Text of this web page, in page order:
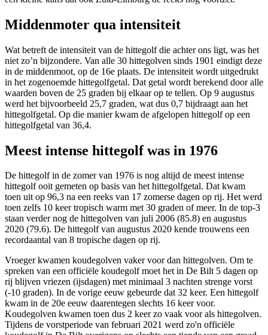
Middenmoter qua intensiteit
Wat betreft de intensiteit van de hittegolf die achter ons ligt, was het
niet zo’n bijzondere. Van alle 30 hittegolven sinds 1901 eindigt deze
in de middenmoot, op de 16e plaats. De intensiteit wordt uitgedrukt
in het zogenoemde hittegolfgetal. Dat getal wordt berekend door alle
waarden boven de 25 graden bij elkaar op te tellen. Op 9 augustus
werd het bijvoorbeeld 25,7 graden, wat dus 0,7 bijdraagt aan het
hittegolfgetal. Op die manier kwam de afgelopen hittegolf op een
hittegolfgetal van 36,4.
Meest intense hittegolf was in 1976
De hittegolf in de zomer van 1976 is nog altijd de meest intense
hittegolf ooit gemeten op basis van het hittegolfgetal. Dat kwam
toen uit op 96,3 na een reeks van 17 zomerse dagen op rij. Het werd
toen zelfs 10 keer tropisch warm met 30 graden of meer. In de top-3
staan verder nog de hittegolven van juli 2006 (85.8) en augustus
2020 (79.6). De hittegolf van augustus 2020 kende trouwens een
recordaantal van 8 tropische dagen op rij.
Vroeger kwamen koudegolven vaker voor dan hittegolven. Om te
spreken van een officiële koudegolf moet het in De Bilt 5 dagen op
rij blijven vriezen (ijsdagen) met minimaal 3 nachten strenge vorst
(-10 graden). In de vorige eeuw gebeurde dat 32 keer. Een hittegolf
kwam in de 20e eeuw daarentegen slechts 16 keer voor.
Koudegolven kwamen toen dus 2 keer zo vaak voor als hittegolven.
Tijdens de vorstperiode van februari 2021 werd zo'n officiële